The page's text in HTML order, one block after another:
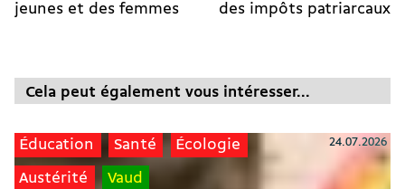
jeunes et des femmes
des impôts patriarcaux
Cela peut également vous intéresser...
Éducation Santé Écologie
Austérité Vaud
24.07.2026